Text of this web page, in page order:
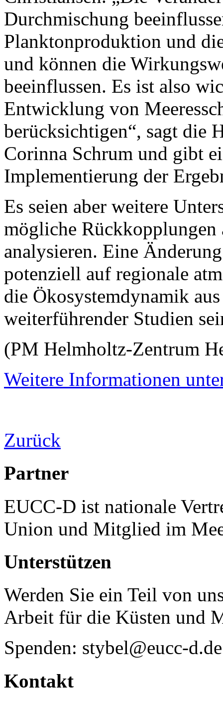
Durchmischung
Planktonproduktion und
und können die
beeinflussen. Es ist also
Entwicklung von
berücksichtigen“, sagt die
Corinna Schrum und gibt
Implementierung der
Es seien aber weitere
mögliche
analysieren. Eine
potenziell auf regionale
die Ökosystemdynamik
weiterführender Studien
(PM Helmholtz-Zentrum
Weitere Informationen
Zurück
Partner
EUCC-D ist nationale
Union und Mitglied im
Unterstützen
Werden Sie ein Teil von
Arbeit für die Küsten und
Spenden: stybel@eucc-d.de
Kontakt